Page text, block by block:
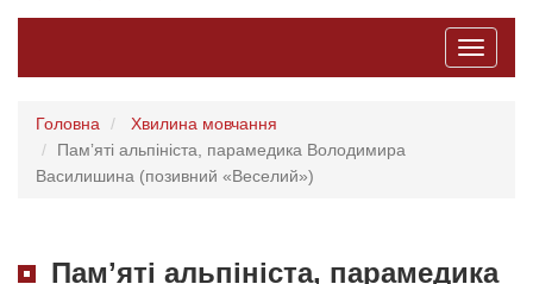
Toggle
Головна
Хвилина мовчання
Памʼяті альпініста, парамедика Володимира
Василишина (позивний «Веселий»)
Памʼяті альпініста, парамедика